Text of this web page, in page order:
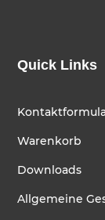
Quick Links
Warenkorb
Downloads
Allgemeine